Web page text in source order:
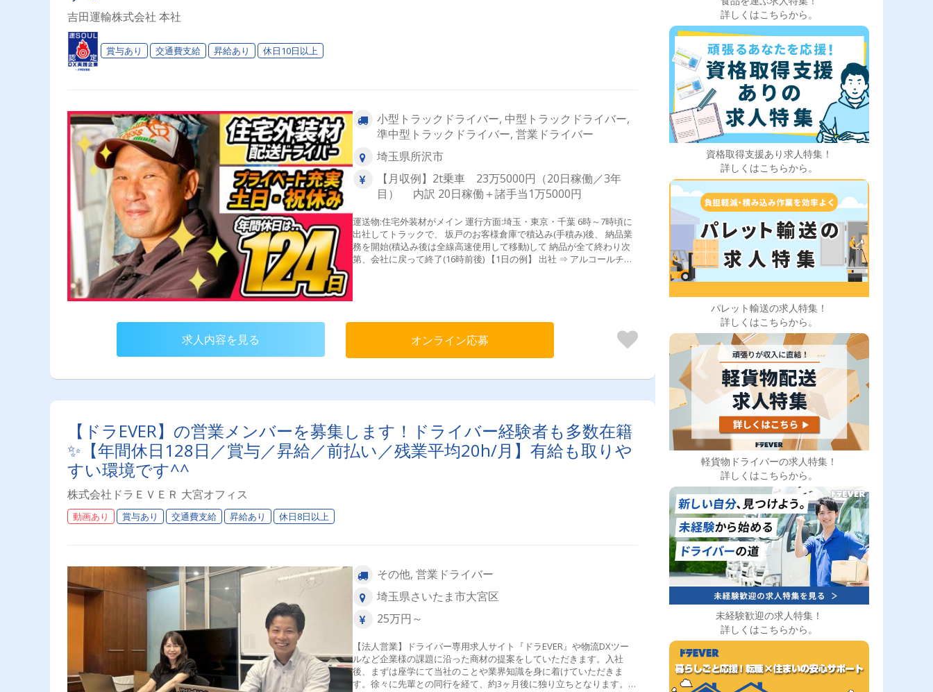
吉田運輸株式会社 本社
賞与あり 交通費支給 昇給あり 休日10日以上
小型トラックドライバー, 中型トラックドライバー,
準中型トラックドライバー, 営業ドライバー
埼玉県所沢市
【月収例】2t乗車 23万5000円（20日稼働／3年
目） 内訳 20日稼働＋諸手当1万5000円
運送物:住宅外装材がメイン 運行方面:埼玉・東京・千葉 6時～7時頃に
出社してトラックで、 坂戸のお客様倉庫で積込み(手積み)後、 納品業
務を開始(積込み後は全線高速使用して移動)して 納品が全て終わり次
第、会社に戻って終了(16時前後) 【1日の例】 出社 ⇒ アルコールチェ
報告メールを実施) ⇒ そのまま会社に戻って終了 ※翌日の配送完了地
での終了予定時間をスマホでWEB入力
求人内容を見る オンライン応募
【ドラEVER】の営業メンバーを募集します！ドライバー経験者も多数在籍
✨【年間休日128日／賞与／昇給／前払い／残業平均20h/月】有給も取りや
すい環境です^^
株式会社ドラＥＶＥＲ 大宮オフィス
動画あり 賞与あり 交通費支給 昇給あり 休日8日以上
その他, 営業ドライバー
埼玉県さいたま市大宮区
25万円～
【法人営業】ドライバー専用求人サイト『ドラEVER』や物流DXツー
ルなど企業様の課題に沿った商材の提案をしていただきます。入社
後、まずは座学にて当社のことや業界知識を身に着けていただきま
す。徐々に先輩との同行を経て、約3ヶ月後に独り立ちとなります。時
詳しくはこちらから。
資格取得支援あり求人特集！
詳しくはこちらから。
パレット輸送の求人特集！
詳しくはこちらから。
軽貨物ドライバーの求人特集！
詳しくはこちらから。
未経験歓迎の求人特集！
詳しくはこちらから。